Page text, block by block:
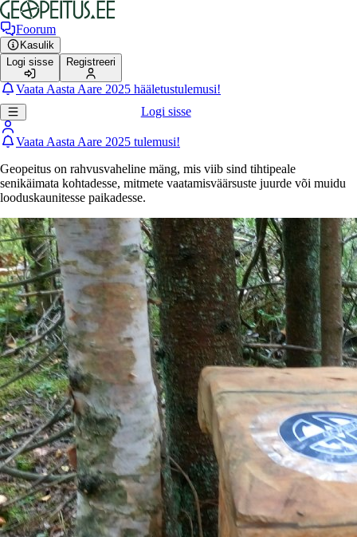
Foorum
Kasulik
Logi sisse
Registreeri
Vaata Aasta Aare 2025 hääletustulemusi!
Logi sisse
Vaata Aasta Aare 2025 tulemusi!
Geopeitus on rahvusvaheline mäng, mis viib sind tihtipeale
senikäimata kohtadesse, mitmete vaatamisväärsuste juurde või muidu
looduskaunitesse paikadesse.